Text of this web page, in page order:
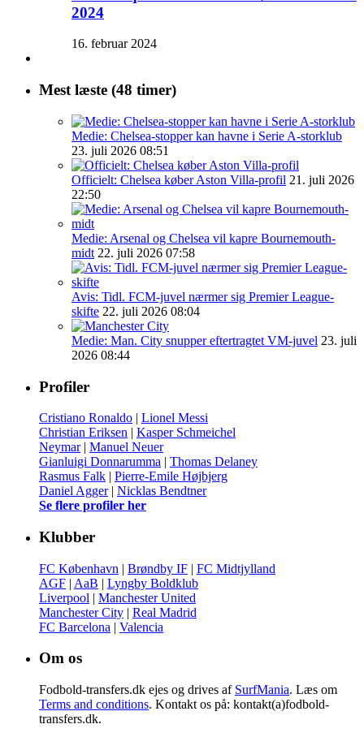
2024
16. februar 2024
Mest læste (48 timer)
Medie: Chelsea-stopper kan havne i Serie A-storklub
23. juli 2026 08:51
Officielt: Chelsea køber Aston Villa-profil 21. juli 2026
22:50
Medie: Arsenal og Chelsea vil kapre Bournemouth-
midt 22. juli 2026 07:58
Avis: Tidl. FCM-juvel nærmer sig Premier League-
skifte 22. juli 2026 08:04
Medie: Man. City snupper eftertragtet VM-juvel 23. juli
2026 08:44
Profiler
Cristiano Ronaldo | Lionel Messi
Christian Eriksen | Kasper Schmeichel
Neymar| Manuel Neuer
Gianluigi Donnarumma | Thomas Delaney
Rasmus Falk | Pierre-Emile Højbjerg
Daniel Agger| Nicklas Bendtner
Se flere profiler her
Klubber
FC København | Brøndby IF | FC Midtjylland
AGF | AaB | Lyngby Boldklub
Liverpool | Manchester United
Manchester City | Real Madrid
FC Barcelona | Valencia
Om os
Fodbold-transfers.dk ejes og drives af SurfMania. Læs om
Terms and conditions. Kontakt os på: kontakt(a)fodbold-
transfers.dk.